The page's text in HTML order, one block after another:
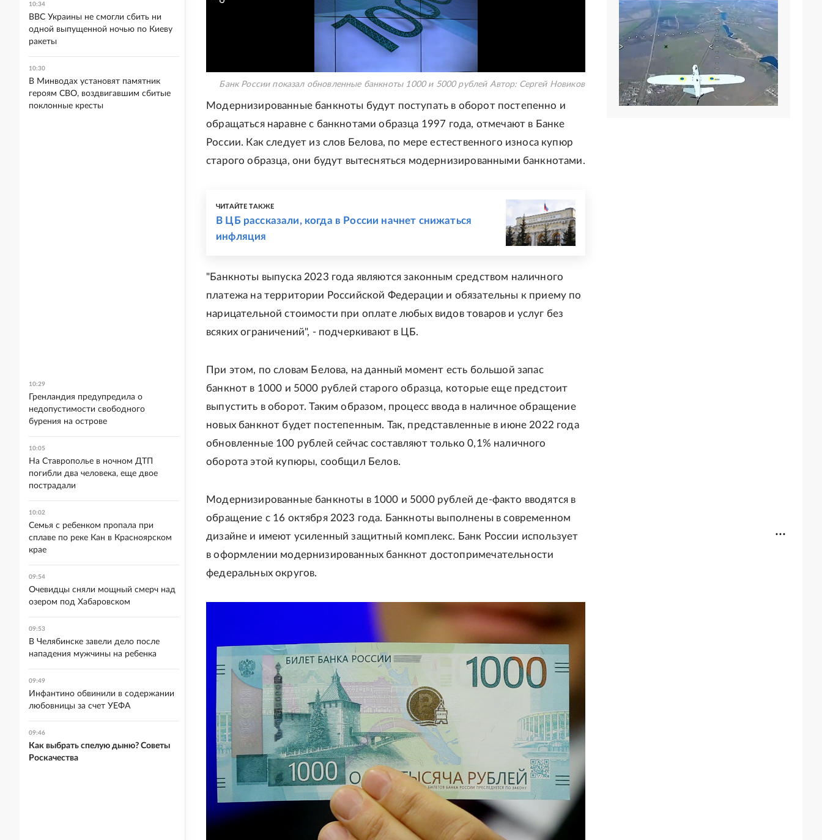
Банк России показал обновленные банкноты 1000 и 5000 рублей Автор: Сергей Новиков
Модернизированные банкноты будут поступать в оборот постепенно и
обращаться наравне с банкнотами образца 1997 года, отмечают в Банке
России. Как следует из слов Белова, по мере естественного износа купюр
старого образца, они будут вытесняться модернизированными банкнотами.
ЧИТАЙТЕ ТАКЖЕ
В ЦБ рассказали, когда в России начнет снижаться
инфляция
"Банкноты выпуска 2023 года являются законным средством наличного
платежа на территории Российской Федерации и обязательны к приему по
нарицательной стоимости при оплате любых видов товаров и услуг без
всяких ограничений", - подчеркивают в ЦБ.
При этом, по словам Белова, на данный момент есть большой запас
банкнот в 1000 и 5000 рублей старого образца, которые еще предстоит
выпустить в оборот. Таким образом, процесс ввода в наличное обращение
новых банкнот будет постепенным. Так, представленные в июне 2022 года
обновленные 100 рублей сейчас составляют только 0,1% наличного
оборота этой купюры, сообщил Белов.
Модернизированные банкноты в 1000 и 5000 рублей де-факто вводятся в
обращение с 16 октября 2023 года. Банкноты выполнены в современном
дизайне и имеют усиленный защитный комплекс. Банк России использует
в оформлении модернизированных банкнот достопримечательности
федеральных округов.
10:34
ВВС Украины не смогли сбить ни
одной выпущенной ночью по Киеву
ракеты
10:30
В Минводах установят памятник
героям СВО, воздвигавшим сбитые
поклонные кресты
10:29
Гренландия предупредила о
недопустимости свободного
бурения на острове
10:05
На Ставрополье в ночном ДТП
погибли два человека, еще двое
пострадали
10:02
Семья с ребенком пропала при
сплаве по реке Кан в Красноярском
крае
09:54
Очевидцы сняли мощный смерч над
озером под Хабаровском
09:53
В Челябинске завели дело после
нападения мужчины на ребенка
09:49
Инфантино обвинили в содержании
любовницы за счет УЕФА
09:46
Как выбрать спелую дыню? Советы
Роскачества